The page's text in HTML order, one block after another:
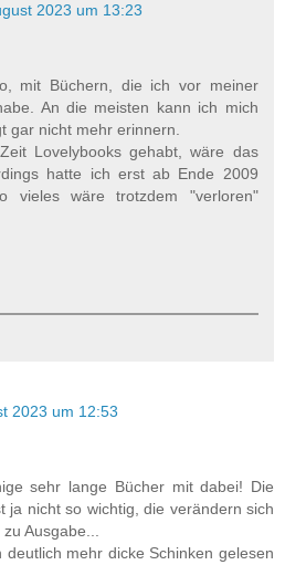
2023 um 13:23
mit Büchern, die ich vor meiner
An die meisten kann ich mich
gar nicht mehr erinnern.
Lovelybooks gehabt, wäre das
hatte ich erst ab Ende 2009
vieles wäre trotzdem "verloren"
2023 um 12:53
sehr lange Bücher mit dabei! Die
ja nicht so wichtig, die verändern sich
Ausgabe...
mehr dicke Schinken gelesen